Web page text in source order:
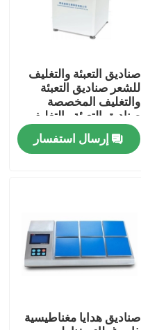
صناديق التعبئة والتغليف
للشعر صناديق التعبئة
والتغليف المخصصة
صناديق التعبئة والتغليف
الفاخرة صناديق تمديد
شعر الإنسانإرسال استفسار
صناديق هدايا مغناطيسية